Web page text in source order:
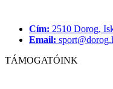
Cím: 2510 Dorog,
Email:
TÁMOGATÓINK